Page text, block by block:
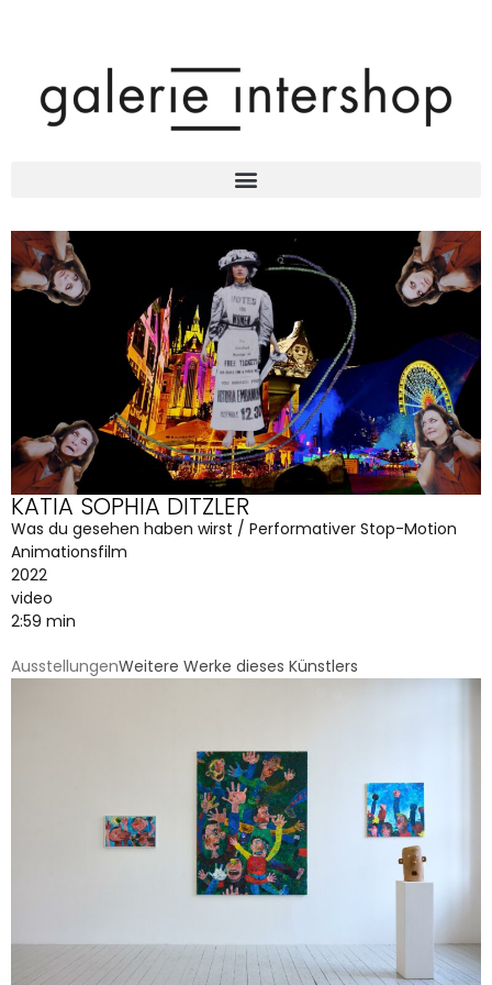
KATIA SOPHIA DITZLER
Was du gesehen haben wirst / Performativer Stop-Motion
Animationsfilm
2022
video
2:59 min
AusstellungenWeitere Werke dieses Künstlers